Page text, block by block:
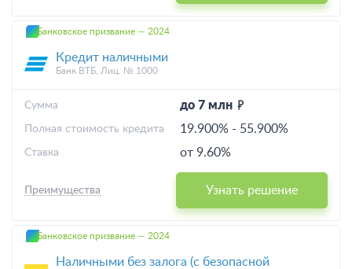
Банковское призвание — 2024
Кредит наличными
Банк ВТБ, Лиц. № 1000
до 7 млн
Cумма
19.900% - 55.900%
Полная стоимость кредита
от 9.60%
Ставка
Узнать решение
Преимущества
Банковское призвание — 2024
Наличными без залога (с безопасной